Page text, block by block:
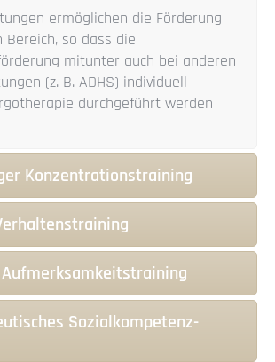
ermöglichen die Förderung
Bereich, so dass die
mitunter auch bei anderen
(z. B. ADHS) individuell
durchgeführt werden
Konzentrationstraining
Sozialkompetenz-